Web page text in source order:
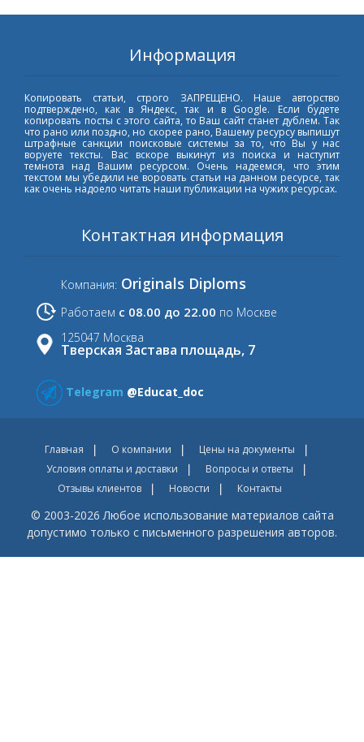
Информация
Копировать статьи, строго ЗАПРЕЩЕНО. Наше авторство
подтверждено, как в Яндекс, так и в Google. Если будете
копировать посты с этого сайта, то Ваш сайт станет дублем. Так
что рано или поздно, но скорее рано, Вашему ресурсу выпишут
штрафные санкции поисковые системы за то, что Вы у нас
воруете тексты. Вас вскоре выкинут из поиска и наступит
темнота над Вашим ресурсом. Очень надеемся, что этим
текстом мы убедили не воровать статьи на данном ресурсе, так
как очень надоело читать наши публикации на чужих ресурсах.
Контактная информация
Компания: Originals Diploms
Работаем с 08.00 до 22.00 по Москве
125047 Москва
Тверская Застава площадь, 7
Telegram @Educat_doc
Главная О компании
Цены на документы
Условия оплаты и доставки
Вопросы и ответы
Отзывы клиентов
Новости Контакты
© 2003-2026 Любое использование материалов сайта
допустимо только с письменного разрешения авторов.